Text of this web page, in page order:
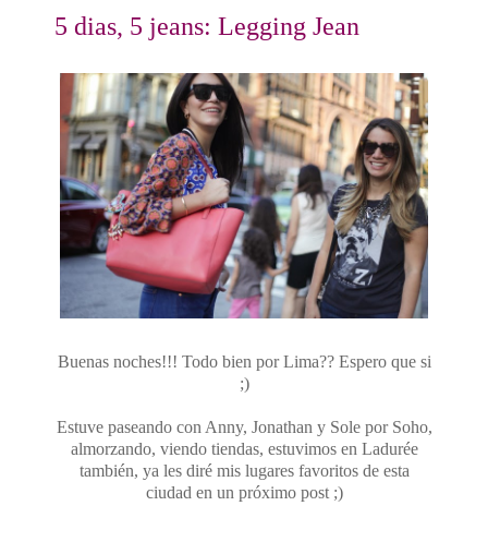
5 dias, 5 jeans: Legging Jean
Buenas noches!!! Todo bien por Lima?? Espero que si
;)
Estuve paseando con Anny, Jonathan y Sole por Soho,
almorzando, viendo tiendas, estuvimos en Ladurée
también, ya les diré mis lugares favoritos de esta
ciudad en un próximo post ;)